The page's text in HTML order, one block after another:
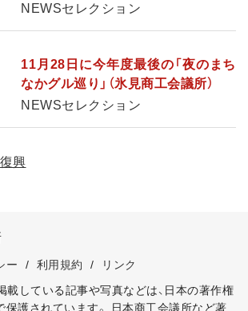
NEWSセレクション
11月28日に今年度最後の「夜のまち
なかグル巡り」（氷見商工会議所）
NEWSセレクション
興
ー / 利用規約 /
リンク
載している記事や写真などは、日本の著作権
護されています。
日本商工会議所など著